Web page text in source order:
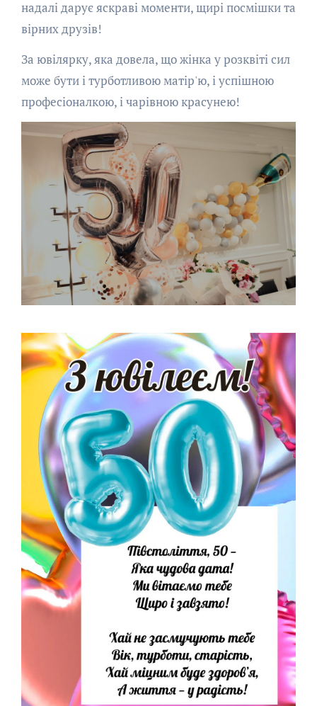
надалі дарує яскраві моменти, щирі посмішки та
вірних друзів!
За ювілярку, яка довела, що жінка у розквіті сил
може бути і турботливою матір'ю, і успішною
професіоналкою, і чарівною красунею!